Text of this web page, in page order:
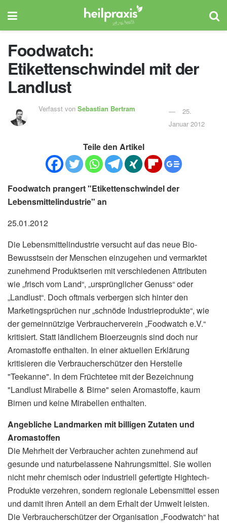
Foodwatch:
Etikettenschwindel mit der
Landlust
Verfasst von Sebastian Bertram
25.
Januar 2012
Teile den Artikel
Foodwatch prangert "Etikettenschwindel der
Lebensmittelindustrie" an
25.01.2012
Die Lebensmittelindustrie versucht auf das neue Bio-
Bewusstsein der Menschen einzugehen und vermarktet
zunehmend Produktserien mit verschiedenen Attributen
wie „frisch vom Land“, „ursprünglicher Genuss“ oder
„Landlust“. Doch oftmals verbergen sich hinter den
Marketingsprüchen nur „schnöde Industrieprodukte“, wie
der gemeinnützige Verbraucherverein „Foodwatch e.V.“
kritisiert. Statt ländlichem Bioerzeugnis sind doch nur
Aromastoffe enthalten. In einer aktuellen Erklärung
kritisieren die Verbraucherschützer den Herstelle
"Teekanne". In dem Früchtetee mit der Bezeichnung
"Landlust Mirabelle & Birne" seien Aromastoffe, kaum
Birnen und keine Mirabellen enthalten.
Angebliche Landmarken mit billigen Zutaten und
Aromastoffen
Die Mehrheit der Verbraucher achten zunehmend auf
gesunde und naturbelassene Nahrungsmittel. Sie wollen
nicht mehr chemisch oder industriell gefertigte Hightech-
Produkte verzehren, sondern regionale Lebensmittel essen
und damit ihren Anteil an dem Erhalt der Umwelt leisten.
Die Verbraucherschützer der Organisation „Foodwatch“ hat